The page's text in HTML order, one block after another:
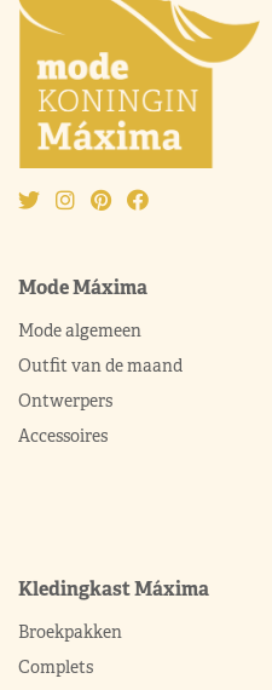
Mode Máxima
Mode algemeen
Outfit van de maand
Ontwerpers
Accessoires
Kledingkast Máxima
Broekpakken
Complets